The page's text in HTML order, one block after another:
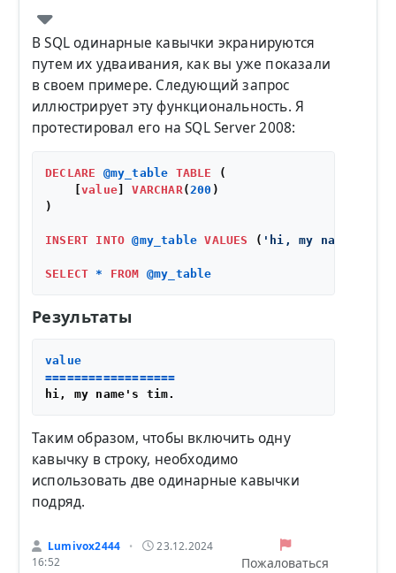
В SQL одинарные кавычки экранируются
путем их удваивания, как вы уже показали
в своем примере. Следующий запрос
иллюстрирует эту функциональность. Я
протестировал его на SQL Server 2008:
DECLARE @my_table TABLE
(
value ] VARCHAR(200 )
)
INSERT INTO @my_table VALUES ( 'hi, my name''s
SELECT * FROM @my_table
Результаты
value
==================
Таким образом, чтобы включить одну
кавычку в строку, необходимо
использовать две одинарные кавычки
подряд.
Lumivox2444 •
23.12.2024
16:52
Пожаловаться